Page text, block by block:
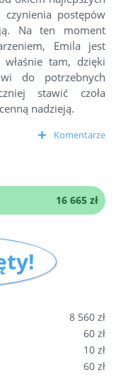
postępów
Na ten moment
Emila jest
tam, dzięki
do potrzebnych
stawić czoła
nadzieją.
Komentarze
16 665 zł
8 560 zł
60 zł
10 zł
60 zł